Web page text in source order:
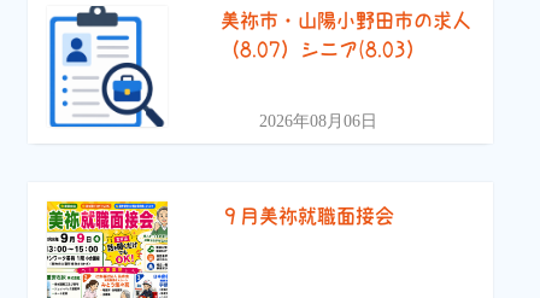
美祢市・山陽小野田市の求人
（8.07）シニア(8.03）
2026年08月06日
９月美祢就職面接会